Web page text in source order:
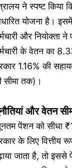
ने स्पष्ट किया
योजना है।
और नियोक्ता ने
के वेतन का
1.16% की
सीमा तक)।
और वेतन
पेंशन को सीधा
के लिए वित्तीय
जाता है, तो